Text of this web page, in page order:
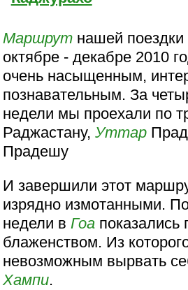
Маршрут нашей
октябре - декабре 2010
очень насыщенным,
познавательным. За
недели мы проехали по
Раджастану,Уттар
Прадешу
И завершили этот
изрядно измотанными.
недели вГоа показались
блаженством. Из
невозможным вырвать
Хампи.